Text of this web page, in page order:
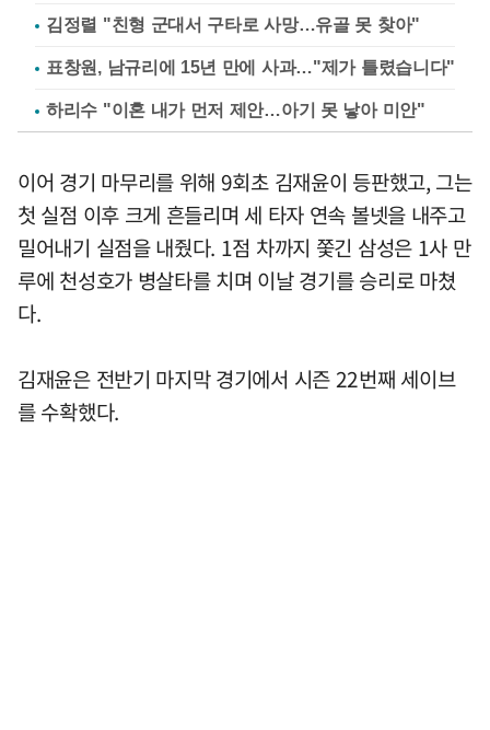
김정렬 "친형 군대서 구타로 사망…유골 못 찾아"
표창원, 남규리에 15년 만에 사과…"제가 틀렸습니다"
하리수 "이혼 내가 먼저 제안…아기 못 낳아 미안"
이어 경기 마무리를 위해 9회초 김재윤이 등판했고, 그는
첫 실점 이후 크게 흔들리며 세 타자 연속 볼넷을 내주고
밀어내기 실점을 내줬다. 1점 차까지 쫓긴 삼성은 1사 만
루에 천성호가 병살타를 치며 이날 경기를 승리로 마쳤
다.
김재윤은 전반기 마지막 경기에서 시즌 22번째 세이브
를 수확했다.